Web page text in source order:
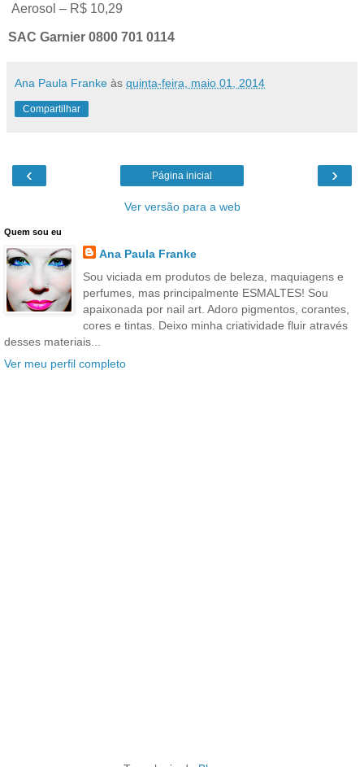
Aerosol – R$ 10,29
SAC Garnier 0800 701 0114
Ana Paula Franke às quinta-feira, maio 01, 2014
Compartilhar
‹ ›
Página inicial
Ver versão para a web
Quem sou eu
Ana Paula Franke
Sou viciada em produtos de beleza, maquiagens e
perfumes, mas principalmente ESMALTES! Sou
apaixonada por nail art. Adoro pigmentos, corantes,
cores e tintas. Deixo minha criatividade fluir através
desses materiais...
Ver meu perfil completo